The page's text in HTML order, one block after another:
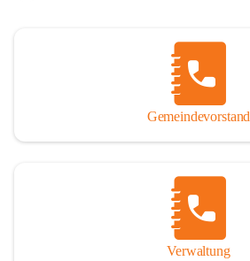
Gemeindevorstand
Verwaltung